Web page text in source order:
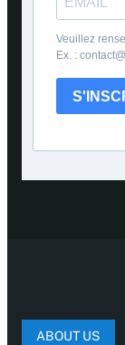
Veuillez
Ex. :
ABOUT US